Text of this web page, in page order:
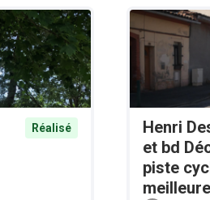
Réalisé
Henri
et bd
piste